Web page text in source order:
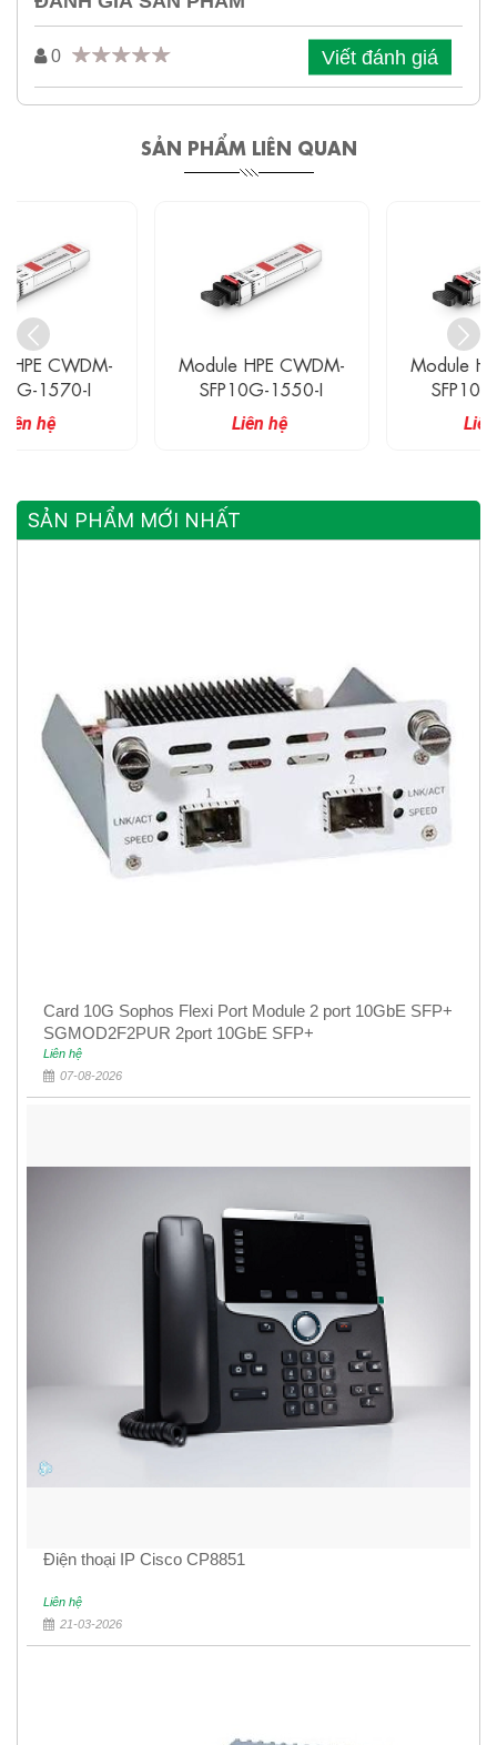
0 Viết đánh giá
SẢN PHẨM LIÊN QUAN
Module HPE CWDM-
SFP10G-1550-I
Module HPE CWDM-
SFP10G-1530-I
SẢN PHẨM MỚI NHẤT
Card 10G Sophos Flexi Port Module 2 port 10GbE SFP+
SGMOD2F2PUR 2port 10GbE SFP+
Liên hệ
07-08-2026
Điện thoại IP Cisco CP8851
Liên hệ
21-03-2026